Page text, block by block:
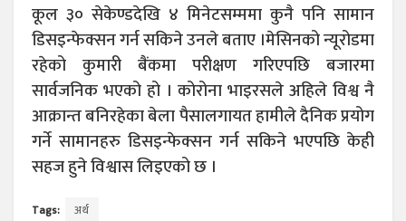
कूल ३० सेकेण्डदेखि ४ मिनेटसम्ममा कुनै पनि सामान
डिसइन्फेक्सन गर्न सकिने उनले बताए ।मेसिनको न्यूरोडमा
रहेको कुमारी बैंकमा परीक्षण गरिएपछि बजारमा
सार्वजनिक भएको हो । कोरोना भाइरसले अहिले विश्व नै
आक्रान्त बनिरहेका बेला पैसालगायत हामीले दैनिक प्रयोग
गर्ने सामानहरु डिसइन्फेक्सन गर्न सकिने भएपछि केही
सहज हुने विश्वास लिइएको छ ।
Tags: अर्थ